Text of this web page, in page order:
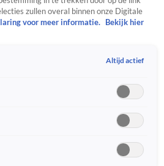
zullen overal binnen onze Digitale
voor meer informatie.
Bekijk hier
Altijd actief